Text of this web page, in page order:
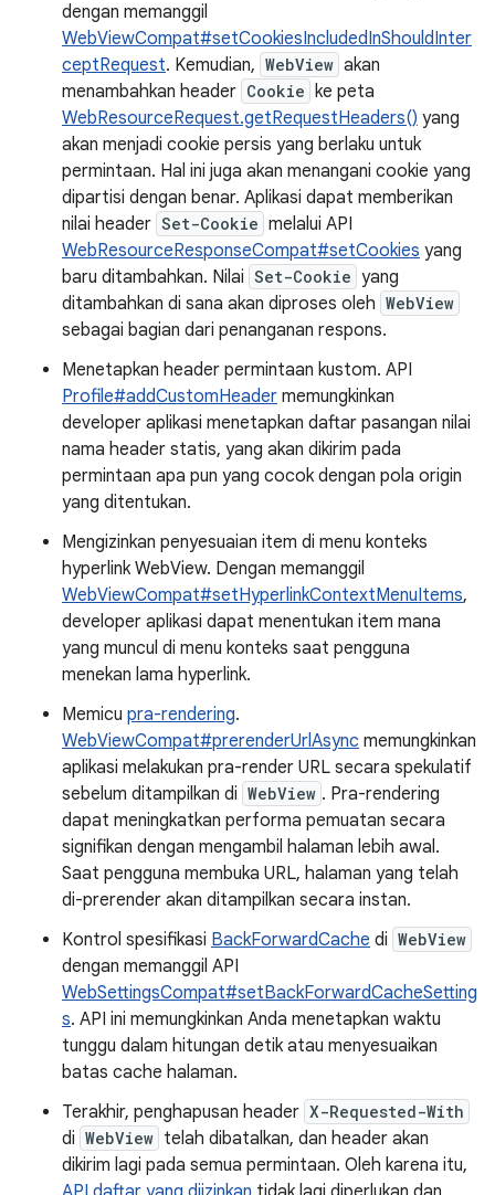
dengan memanggil
WebViewCompat#setCookiesIncludedInShouldInter
ceptRequest. Kemudian, WebView akan
menambahkan header Cookie ke peta
WebResourceRequest.getRequestHeaders() yang
akan menjadi cookie persis yang berlaku untuk
permintaan. Hal ini juga akan menangani cookie yang
dipartisi dengan benar. Aplikasi dapat memberikan
nilai header Set-Cookie melalui API
WebResourceResponseCompat#setCookies yang
baru ditambahkan. Nilai Set-Cookie yang
ditambahkan di sana akan diproses oleh WebView
sebagai bagian dari penanganan respons.
Menetapkan header permintaan kustom. API
Profile#addCustomHeader memungkinkan
developer aplikasi menetapkan daftar pasangan nilai
nama header statis, yang akan dikirim pada
permintaan apa pun yang cocok dengan pola origin
yang ditentukan.
Mengizinkan penyesuaian item di menu konteks
hyperlink WebView. Dengan memanggil
WebViewCompat#setHyperlinkContextMenuItems,
developer aplikasi dapat menentukan item mana
yang muncul di menu konteks saat pengguna
menekan lama hyperlink.
Memicu pra-rendering.
WebViewCompat#prerenderUrlAsync memungkinkan
aplikasi melakukan pra-render URL secara spekulatif
sebelum ditampilkan di WebView . Pra-rendering
dapat meningkatkan performa pemuatan secara
signifikan dengan mengambil halaman lebih awal.
Saat pengguna membuka URL, halaman yang telah
di-prerender akan ditampilkan secara instan.
Kontrol spesifikasi BackForwardCache di WebView
dengan memanggil API
WebSettingsCompat#setBackForwardCacheSetting
s. API ini memungkinkan Anda menetapkan waktu
tunggu dalam hitungan detik atau menyesuaikan
batas cache halaman.
Terakhir, penghapusan header X-Requested-With
di WebView telah dibatalkan, dan header akan
dikirim lagi pada semua permintaan. Oleh karena itu,